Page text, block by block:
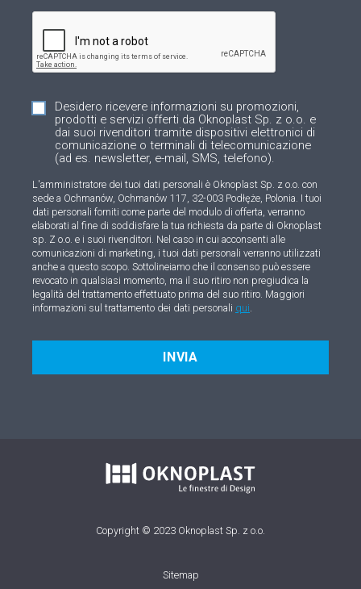
Desidero ricevere informazioni su promozioni,
prodotti e servizi offerti da Oknoplast Sp. z o.o. e
dai suoi rivenditori tramite dispositivi elettronici di
comunicazione o terminali di telecomunicazione
(ad es. newsletter, e-mail, SMS, telefono).
L'amministratore dei tuoi dati personali è Oknoplast Sp. z o.o. con
sede a Ochmanów, Ochmanów 117, 32-003 Podłęże, Polonia. I tuoi
dati personali forniti come parte del modulo di offerta, verranno
elaborati al fine di soddisfare la tua richiesta da parte di Oknoplast
sp. Z o.o. e i suoi rivenditori. Nel caso in cui acconsenti alle
comunicazioni di marketing, i tuoi dati personali verranno utilizzati
anche a questo scopo. Sottolineiamo che il consenso può essere
revocato in qualsiasi momento, ma il suo ritiro non pregiudica la
legalità del trattamento effettuato prima del suo ritiro. Maggiori
informazioni sul trattamento dei dati personali qui.
INVIA
Copyright © 2023 Oknoplast Sp. z o.o.
Sitemap